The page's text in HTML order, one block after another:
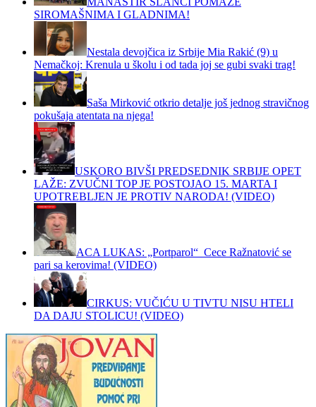
SIROMAŠNIMA I GLADNIMA!
Nestala devojčica iz Srbije Mia Rakić (9) u
Nemačkoj: Krenula u školu i od tada joj se gubi svaki trag!
Saša Mirković otkrio detalje još jednog stravičnog
pokušaja atentata na njega!
USKORO BIVŠI PREDSEDNIK SRBIJE OPET
LAŽE: ZVUČNI TOP JE POSTOJAO 15. MARTA I
UPOTREBLJEN JE PROTIV NARODA! (VIDEO)
ACA LUKAS: „Portparol“ Cece Ražnatović se
pari sa kerovima! (VIDEO)
CIRKUS: VUČIĆU U TIVTU NISU HTELI
DA DAJU STOLICU! (VIDEO)